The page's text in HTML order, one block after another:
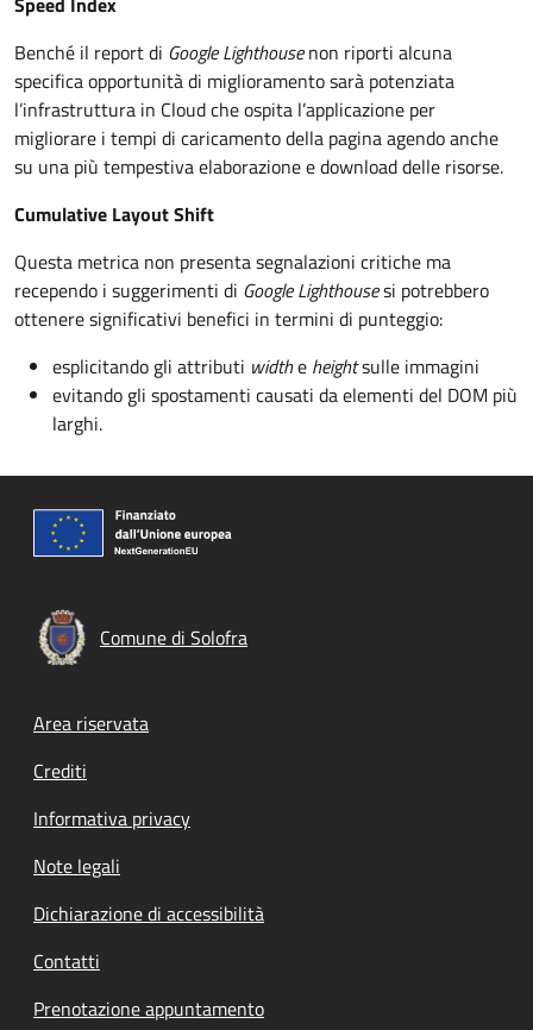
Benché il report di Google Lighthousenon riporti alcuna
specifica opportunità di miglioramento sarà potenziata
l’infrastruttura in Cloud che ospita l’applicazione per
migliorare i tempi di caricamento della pagina agendo anche
su una più tempestiva elaborazione e download delle risorse.
Cumulative Layout Shift
Questa metrica non presenta segnalazioni critiche ma
recependo i suggerimenti di Google Lighthousesi potrebbero
ottenere significativi benefici in termini di punteggio:
esplicitando gli attributi widthe heightsulle immagini
evitando gli spostamenti causati da elementi del DOM più
larghi.
Comune di Solofra
Footer menu
Area riservata
Crediti
Informativa privacy
Note legali
Dichiarazione di accessibilità
Contatti
Prenotazione appuntamento